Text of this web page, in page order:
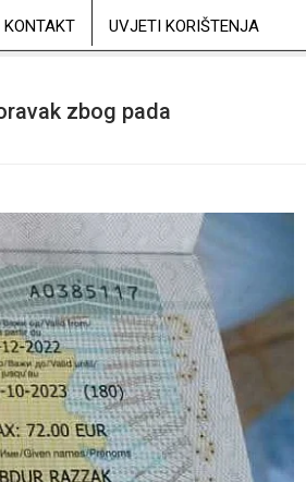
KONTAKT UVJETI KORIŠTENJA
zbog pada